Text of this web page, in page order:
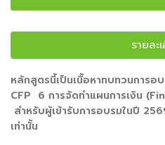
รายละ
หลักสูตรนี้เป็นเนื้อหาทบทวนการอ
CFP 6 การจัดทำแผนการเงิน
สำหรับผู้เข้ารับการอบรมในปี
เท่านั้น